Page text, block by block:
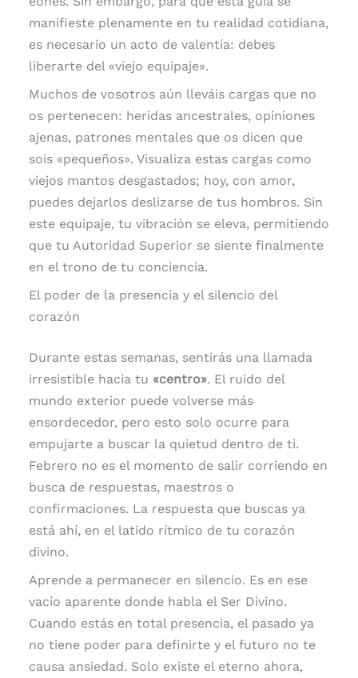
manifieste plenamente en tu realidad cotidiana,
es necesario un acto de valentía: debes
liberarte del «viejo equipaje».
Muchos de vosotros aún lleváis cargas que no
os pertenecen: heridas ancestrales, opiniones
ajenas, patrones mentales que os dicen que
sois «pequeños». Visualiza estas cargas como
viejos mantos desgastados; hoy, con amor,
puedes dejarlos deslizarse de tus hombros. Sin
este equipaje, tu vibración se eleva, permitiendo
que tu Autoridad Superior se siente finalmente
en el trono de tu conciencia.
El poder de la presencia y el silencio del
corazón
Durante estas semanas, sentirás una llamada
irresistible hacia tu «centro». El ruido del
mundo exterior puede volverse más
ensordecedor, pero esto solo ocurre para
empujarte a buscar la quietud dentro de ti.
Febrero no es el momento de salir corriendo en
busca de respuestas, maestros o
confirmaciones. La respuesta que buscas ya
está ahí, en el latido rítmico de tu corazón
divino.
Aprende a permanecer en silencio. Es en ese
vacío aparente donde habla el Ser Divino.
Cuando estás en total presencia, el pasado ya
no tiene poder para definirte y el futuro no te
causa ansiedad. Solo existe el eterno ahora,